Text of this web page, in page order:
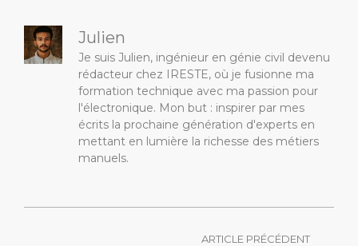
Julien
Je suis Julien, ingénieur en génie civil devenu
rédacteur chez IRESTE, où je fusionne ma
formation technique avec ma passion pour
l'électronique. Mon but : inspirer par mes
écrits la prochaine génération d'experts en
mettant en lumière la richesse des métiers
manuels.
ARTICLE PRÉCÉDENT